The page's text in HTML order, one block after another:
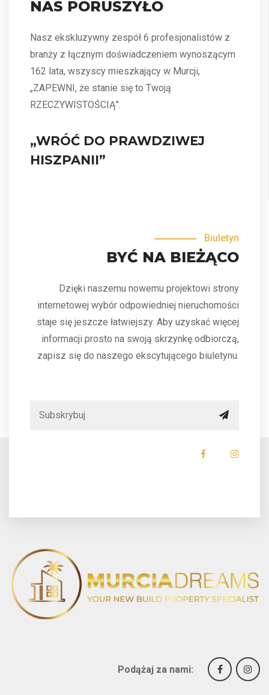
NAS PORUSZYŁO
Nasz ekskluzywny zespół 6 profesjonalistów z
branży z łącznym doświadczeniem wynoszącym
162 lata, wszyscy mieszkający w Murcji,
„ZAPEWNI, że stanie się to Twoją
RZECZYWISTOŚCIĄ”.
„WRÓĆ DO PRAWDZIWEJ
HISZPANII”
Biuletyn
BYĆ NA BIEŻĄCO
Dzięki naszemu nowemu projektowi strony
internetowej wybór odpowiedniej nieruchomości
staje się jeszcze łatwiejszy. Aby uzyskać więcej
informacji prosto na swoją skrzynkę odbiorczą,
zapisz się do naszego ekscytującego biuletynu.
Podążaj za nami: